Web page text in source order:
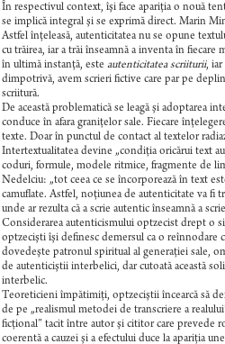
În respectivul context, îşi face apariţia o nouă
se implică integral şi se exprimă direct. Marin
Astfel înţeleasă, autenticitatea nu se opune
cu trăirea, iar a trăi înseamnă a inventa în
în ultimă instanţă, este autenticitatea scriiturii, iar
dimpotrivă, avem scrieri fictive care par pe
scriitură.
De această problematică se leagă şi adoptarea
conduce în afara graniţelor sale. Fiecare
texte. Doar în punctul de contact al textelor
Intertextualitatea devine „condiţia oricărui text
coduri, formule, modele ritmice, fragmente de
Nedelciu: „tot ceea ce se încorporează în text
camuflate. Astfel, noţiunea de autenticitate va fi
unde ar rezulta că a scrie autentic înseamnă a
Considerarea autenticismului optzecist drept o
optzecişti îşi definesc demersul ca o reînnodare
dovedeşte patronul spiritual al generaţiei sale,
de autenticiştii interbelici, dar cutoată această
interbelic.
Teoreticieni împătimiţi, optzeciştii încearcă să
de pe „realismul metodei de transcriere a
ficţional” tacit între autor şi cititor care prevede
coerentă a cauzei şi a efectului duce la apariţia